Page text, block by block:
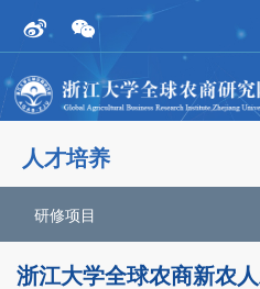
人才培养
研修项目
浙江大学全球农商新农